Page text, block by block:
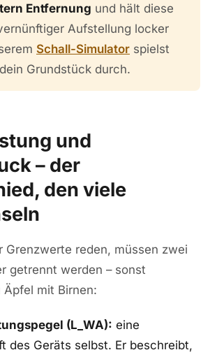
Entfernung und hält diese
Aufstellung locker
Schall-Simulator spielst
Grundstück durch.
und
– der
den viele
Grenzwerte reden, müssen zwei
getrennt werden – sonst
mit Birnen:
(L_WA): eine
des Geräts selbst. Er beschreibt,